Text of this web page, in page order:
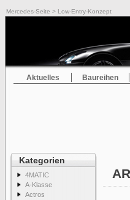
Mercedes-Seite > Low-Entry-Konzept
Aktuelles Baureihen
Kategorien
4MATIC
A-Klasse
Actros